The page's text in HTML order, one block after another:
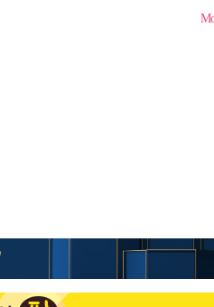
이승기 측 "차가원
반환은 고도의 사
벌 원해"